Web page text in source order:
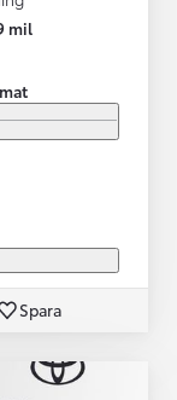
mil
Spara